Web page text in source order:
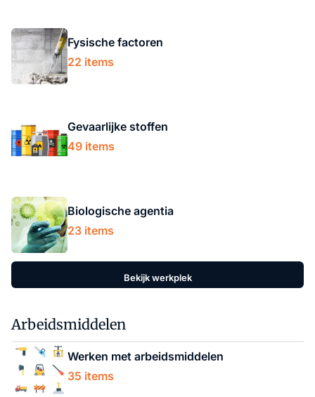
Fysische factoren
22 items
Gevaarlijke stoffen
49 items
Biologische agentia
23 items
Bekijk werkplek
Arbeidsmiddelen
Werken met arbeidsmiddelen
35 items